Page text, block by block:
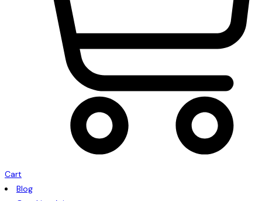
Cart
Blog